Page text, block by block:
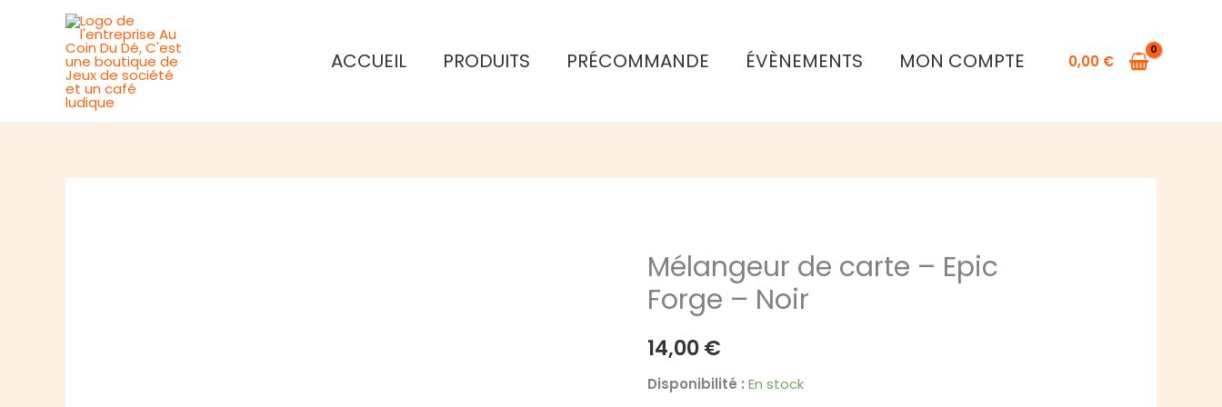
ACCUEIL PRODUITS PRÉCOMMANDE ÉVÈNEMENTS MON COMPTE 0,00 €
Mélangeur de carte – Epic
Forge – Noir
14,00€
Disponibilité : En stock